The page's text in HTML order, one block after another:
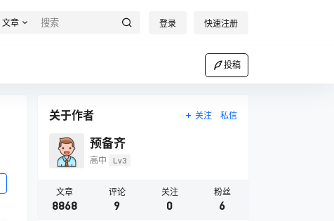
文章 登录 快速注册
投稿
关于作者 关注 私信
预备齐
高中 Lv3
文章
8868
评论
9
关注
0
粉丝
6